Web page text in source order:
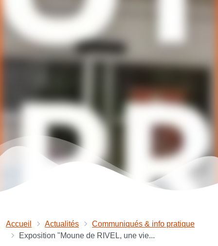
Accueil Actualités
Communiqués & info pratique
Exposition "Moune de RIVEL, une vie...